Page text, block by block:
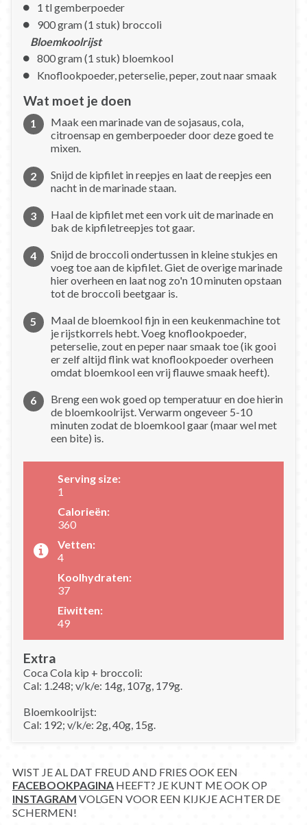
1 tl gemberpoeder
900 gram (1 stuk) broccoli
Bloemkoolrijst
800 gram (1 stuk) bloemkool
Knoflookpoeder, peterselie, peper, zout naar smaak
Wat moet je doen
Maak een marinade van de sojasaus, cola,
citroensap en gemberpoeder door deze goed te
mixen.
Snijd de kipfilet in reepjes en laat de reepjes een
nacht in de marinade staan.
Haal de kipfilet met een vork uit de marinade en
bak de kipfiletreepjes tot gaar.
Snijd de broccoli ondertussen in kleine stukjes en
voeg toe aan de kipfilet. Giet de overige marinade
hier overheen en laat nog zo'n 10 minuten opstaan
tot de broccoli beetgaar is.
Maal de bloemkool fijn in een keukenmachine tot
je rijstkorrels hebt. Voeg knoflookpoeder,
peterselie, zout en peper naar smaak toe (ik gooi
er zelf altijd flink wat knoflookpoeder overheen
omdat bloemkool een vrij flauwe smaak heeft).
Breng een wok goed op temperatuur en doe hierin
de bloemkoolrijst. Verwarm ongeveer 5-10
minuten zodat de bloemkool gaar (maar wel met
een bite) is.
Serving size:
1
Calorieën:
360
Vetten:
4
Koolhydraten:
37
Eiwitten:
49
Extra
Coca Cola kip + broccoli:
Cal: 1.248; v/k/e: 14g, 107g, 179g.
Bloemkoolrijst:
Cal: 192; v/k/e: 2g, 40g, 15g.
WIST JE AL DAT FREUD AND FRIES OOK EEN
FACEBOOKPAGINAHEEFT? JE KUNT ME OOK OP
INSTAGRAM VOLGEN VOOR EEN KIJKJE ACHTER DE
SCHERMEN!